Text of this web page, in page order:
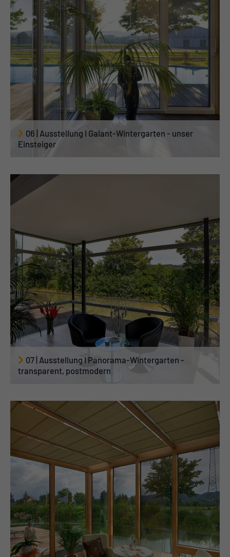
06 | Ausstellung I Galant-Wintergarten - unser
Einsteiger
07 | Ausstellung I Panorama-Wintergarten -
transparent, postmodern